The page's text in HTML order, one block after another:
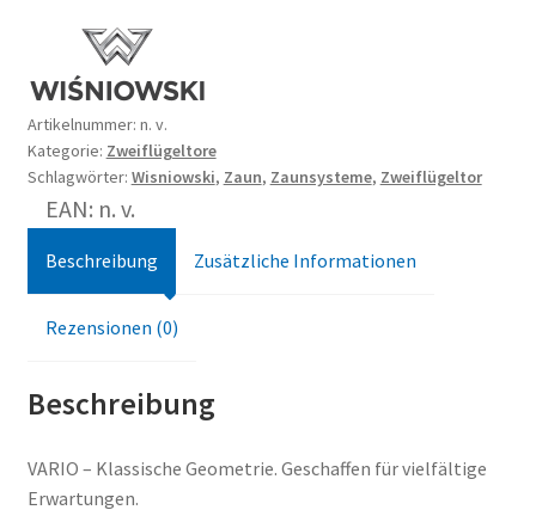
Artikelnummer: n. v.
Kategorie: Zweiflügeltore
Schlagwörter: Wisniowski, Zaun, Zaunsysteme, Zweiflügeltor
EAN: n. v.
Beschreibung Zusätzliche Informationen
Rezensionen (0)
Beschreibung
VARIO – Klassische Geometrie. Geschaffen für vielfältige
Erwartungen.